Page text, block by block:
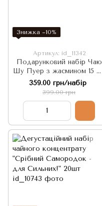
Знижка −10%
Артикул: id_11342
Подарунковий набір Чаю
Шу Пуер з жасмином 15 шт
по 5г, Китай
359.00 грн/набір
399.00 грн